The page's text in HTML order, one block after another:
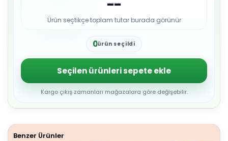
--
Ürün seçtikçe toplam tutar burada görünür
0
2
3
4
5
6
8
ürün seçildi
Seçilen ürünleri sepete ekle
Kargo çıkış zamanları mağazalara göre değişebilir.
Benzer Ürünler